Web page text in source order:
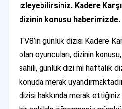
izleyebilirsiniz. Kadere
dizinin konusu haberimizde.
TV8’in günlük dizisi Kadere
olan oyuncuları, dizinin
sahili, günlük dizi mi haftalık
konuda merak
dizisi hakkında merak ettiğiniz